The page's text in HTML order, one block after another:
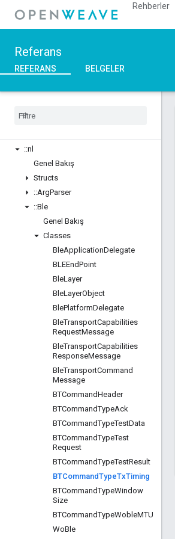
Rehberler
Referans
REFERANS BELGELER
C++
::nl
Genel Bakış
Structs
::ArgParser
::Ble
Genel Bakış
Classes
BleApplicationDelegate
BLEEndPoint
BleLayer
BleLayerObject
BlePlatformDelegate
BleTransportCapabilities
RequestMessage
BleTransportCapabilities
ResponseMessage
BleTransportCommand
Message
BTCommandHeader
BTCommandTypeAck
BTCommandTypeTestData
BTCommandTypeTest
Request
BTCommandTypeTestResult
BTCommandTypeTxTiming
BTCommandTypeWindow
Size
BTCommandTypeWobleMTU
WoBle